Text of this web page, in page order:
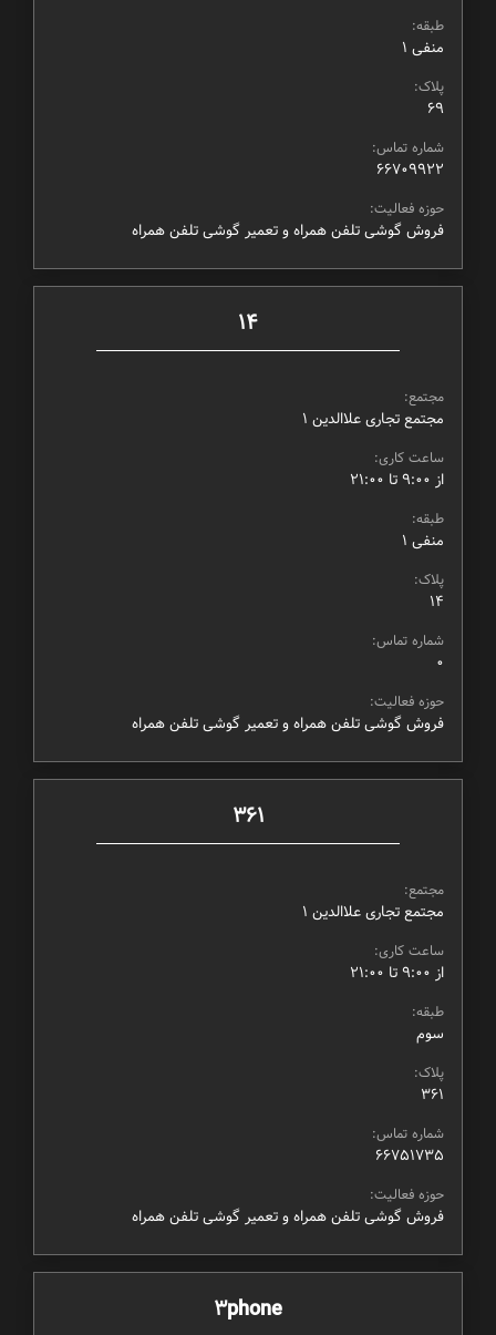
طبقه:
منفی ۱
پلاک:
69
شماره تماس:
66709922
حوزه فعالیت:
فروش گوشی تلفن همراه و تعمیر گوشی تلفن همراه
14
مجتمع:
مجتمع تجاری علاالدین ۱
ساعت کاری:
از ۹:۰۰ تا ۲۱:۰۰
طبقه:
منفی ۱
پلاک:
14
شماره تماس:
0
حوزه فعالیت:
فروش گوشی تلفن همراه و تعمیر گوشی تلفن همراه
361
مجتمع:
مجتمع تجاری علاالدین ۱
ساعت کاری:
از ۹:۰۰ تا ۲۱:۰۰
طبقه:
سوم
پلاک:
361
شماره تماس:
66751735
حوزه فعالیت:
فروش گوشی تلفن همراه و تعمیر گوشی تلفن همراه
3phone